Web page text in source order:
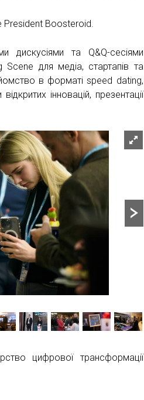
President Boosteroid.
дискусіями та Q&Q-сесіями
для медіа, стартапів та
в форматі speed dating,
інновацій, презентації
цифрової трансформації